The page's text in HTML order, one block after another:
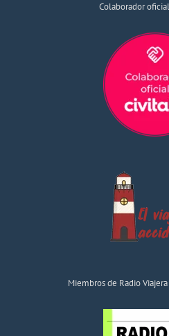
Colaborador
Miembros de Radio